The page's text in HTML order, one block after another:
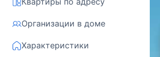
Организации в доме
Характеристики